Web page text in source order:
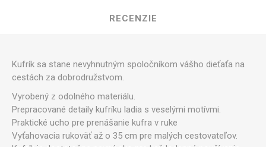
RECENZIE
Kufrík sa stane nevyhnutným spoločníkom vášho dieťaťa na
cestách za dobrodružstvom.
Vyrobený z odolného materiálu.
Prepracované detaily kufríku ladia s veselými motívmi.
Praktické ucho pre prenášanie kufra v ruke
Vyťahovacia rukoväť až o 35 cm pre malých cestovateľov.